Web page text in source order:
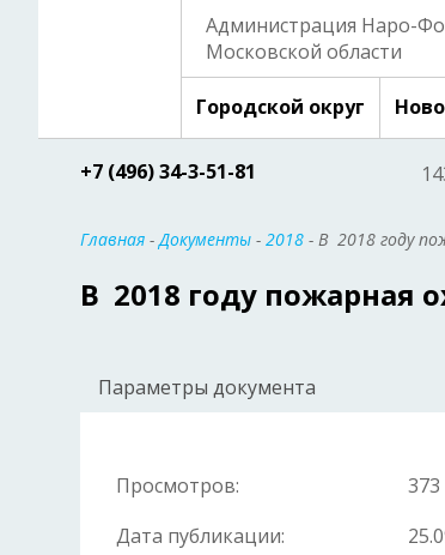
Администрация Наро-
Московской области
Городской округ
+7 (496) 34-3-51-81
Главная -Документы - 2018 - В 2018 году
В 2018 году пожарная
Параметры документа
Просмотров:
373
Дата публикации: